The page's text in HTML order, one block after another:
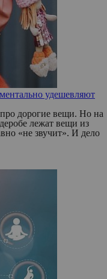
удешевляют
дорогие вещи. Но на
лежат вещи из
«не звучит». И дело